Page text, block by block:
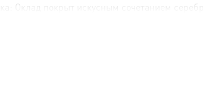
покрыт искусным сочетанием
(серебро) и святость, Царство Небесное